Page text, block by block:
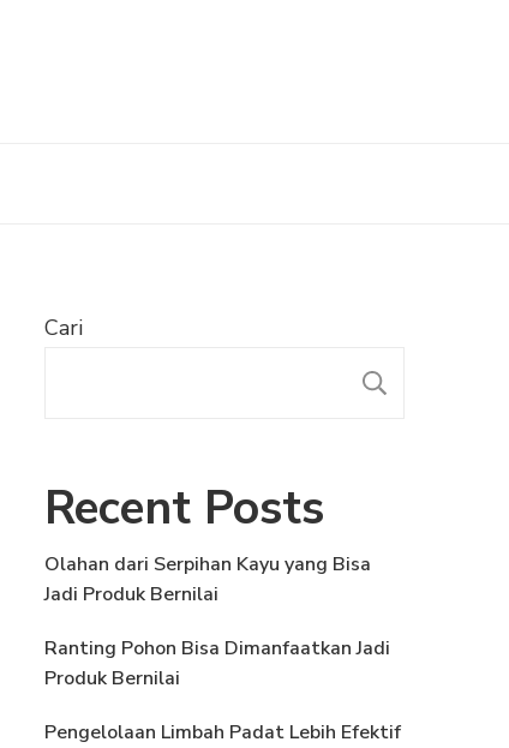
Cari
Recent Posts
Olahan dari Serpihan Kayu yang Bisa
Jadi Produk Bernilai
Ranting Pohon Bisa Dimanfaatkan Jadi
Produk Bernilai
Pengelolaan Limbah Padat Lebih Efektif